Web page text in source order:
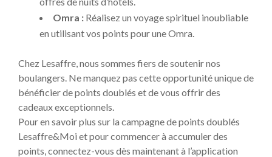
Omra :Réalisez un voyage spirituel inoubliable
en utilisant vos points pour une Omra.
Chez Lesaffre, nous sommes fiers de soutenir nos
boulangers. Ne manquez pas cette opportunité unique de
bénéficier de points doublés et de vous offrir des
cadeaux exceptionnels.
Pour en savoir plus sur la campagne de points doublés
Lesaffre&Moi et pour commencer à accumuler des
points, connectez-vous dès maintenant à l’application